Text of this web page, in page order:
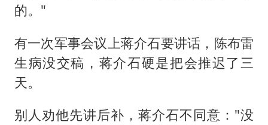
的。"
有一次军事会议上蒋介石要讲话，陈布雷
生病没交稿，蒋介石硬是把会推迟了三
天。
别人劝他先讲后补，蒋介石不同意："没